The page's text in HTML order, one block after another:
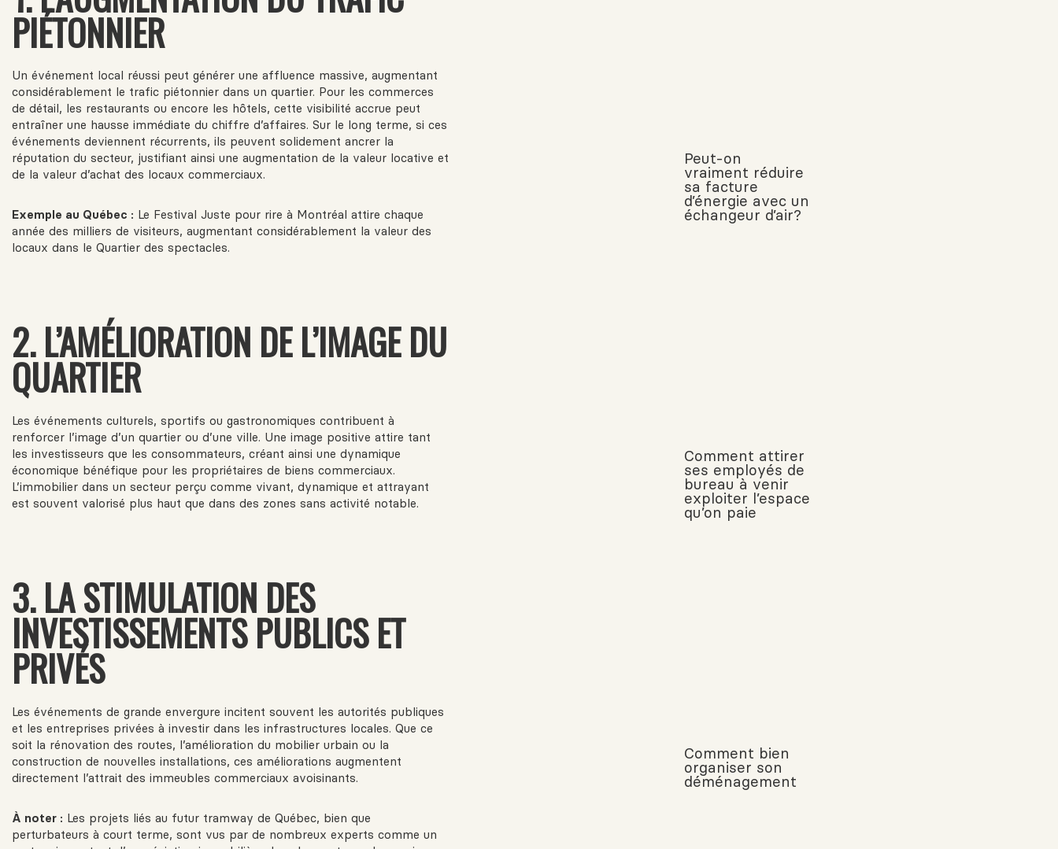
PIÉTONNIER
Un événement local réussi peut générer une affluence massive, augmentant
considérablement le trafic piétonnier dans un quartier. Pour les commerces
de détail, les restaurants ou encore les hôtels, cette visibilité accrue peut
entraîner une hausse immédiate du chiffre d’affaires. Sur le long terme, si ces
événements deviennent récurrents, ils peuvent solidement ancrer la
réputation du secteur, justifiant ainsi une augmentation de la valeur locative et
de la valeur d’achat des locaux commerciaux.
Exemple au Québec : Le Festival Juste pour rire à Montréal attire chaque
année des milliers de visiteurs, augmentant considérablement la valeur des
locaux dans le Quartier des spectacles.
2. L’AMÉLIORATION DE L’IMAGE DU
QUARTIER
Les événements culturels, sportifs ou gastronomiques contribuent à
renforcer l’image d’un quartier ou d’une ville. Une image positive attire tant
les investisseurs que les consommateurs, créant ainsi une dynamique
économique bénéfique pour les propriétaires de biens commerciaux.
L’immobilier dans un secteur perçu comme vivant, dynamique et attrayant
est souvent valorisé plus haut que dans des zones sans activité notable.
3. LA STIMULATION DES
INVESTISSEMENTS PUBLICS ET
PRIVÉS
Les événements de grande envergure incitent souvent les autorités publiques
et les entreprises privées à investir dans les infrastructures locales. Que ce
soit la rénovation des routes, l’amélioration du mobilier urbain ou la
construction de nouvelles installations, ces améliorations augmentent
directement l’attrait des immeubles commerciaux avoisinants.
À noter : Les projets liés au futur tramway de Québec, bien que
perturbateurs à court terme, sont vus par de nombreux experts comme un
Peut-on
vraiment réduire
sa facture
d’énergie avec un
échangeur d’air?
Comment attirer
ses employés de
bureau à venir
exploiter l’espace
qu’on paie
Comment bien
organiser son
déménagement